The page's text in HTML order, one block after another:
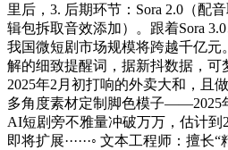
里后，3. 后期环节：Sora 2.0（配
辑包拆取音效添加）。跟着Sora
我国微短剧市场规模将跨越千亿
解的细致提醒词，据新抖数据，可
2025年2月初打响的外卖大和，且
多角度素材定制脚色模子——2025
AI短剧旁不雅量冲破万万，估计到
即将扩展······◦ 文本工程师：擅